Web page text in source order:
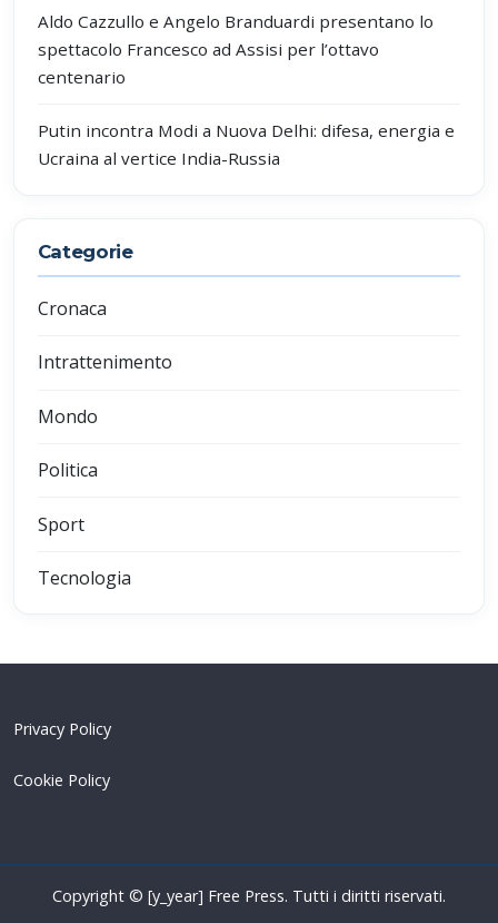
Aldo Cazzullo e Angelo Branduardi presentano lo
spettacolo Francesco ad Assisi per l’ottavo
centenario
Putin incontra Modi a Nuova Delhi: difesa, energia e
Ucraina al vertice India-Russia
Categorie
Cronaca
Intrattenimento
Mondo
Politica
Sport
Tecnologia
Privacy Policy
Cookie Policy
Copyright © [y_year] Free Press. Tutti i diritti riservati.